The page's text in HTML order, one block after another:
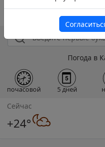
Погода в
почасовой 5 дней
Сейчас
+24°